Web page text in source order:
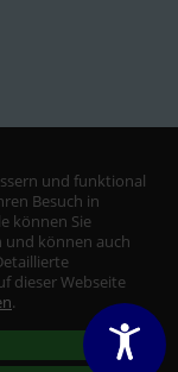
und funktional
Besuch in
können Sie
und können auch
dieser Webseite
.